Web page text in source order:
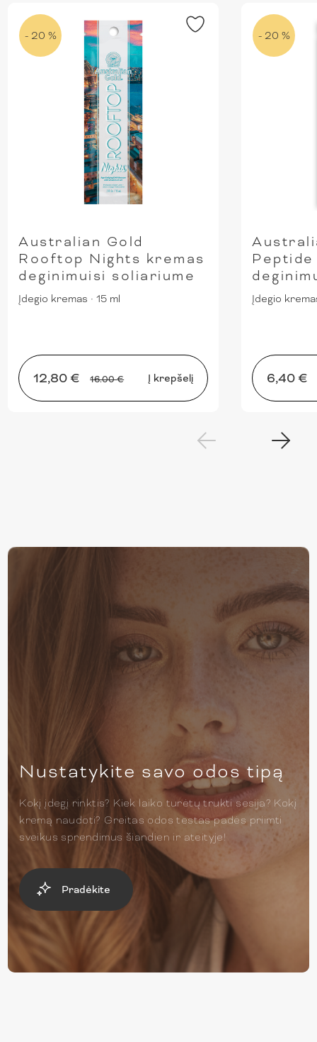
- 20 %
Australian Gold
Rooftop Nights kremas
deginimuisi soliariume
Įdegio kremas · 15 ml
Į krepšelį
12,80 € 16.00 €
- 20 %
Įdegio
6,40 €
Nustatykite savo odos tipą
Kokį įdegį rinktis? Kiek laiko turėtų trukti sesija? Kokį
kremą naudoti? Greitas odos testas padės priimti
sveikus sprendimus šiandien ir ateityje!
Pradėkite